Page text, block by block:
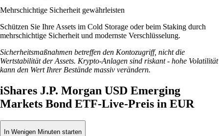
Mehrschichtige Sicherheit gewährleisten
Schützen Sie Ihre Assets im Cold Storage oder beim Staking durch
mehrschichtige Sicherheit und modernste Verschlüsselung.
Sicherheitsmaßnahmen betreffen den Kontozugriff, nicht die
Wertstabilität der Assets. Krypto-Anlagen sind riskant - hohe Volatilität
kann den Wert Ihrer Bestände massiv verändern.
iShares J.P. Morgan USD Emerging
Markets Bond ETF-Live-Preis in EUR
In Wenigen Minuten starten